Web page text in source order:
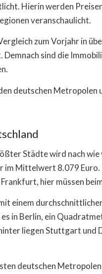
Hierin werden
veranschaulicht.
zum Vorjahr in
sind die
deutschen Metropolen
Städte wird nach
Mittelwert 8.079
hier müssen
einem
in Berlin, ein
liegen Stuttgart
deutschen